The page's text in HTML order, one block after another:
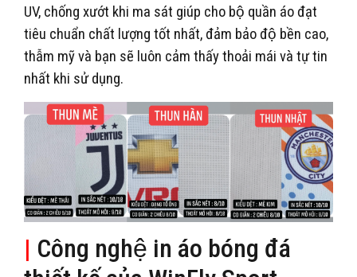
UV, chống xướt khi ma sát giúp cho bộ quần áo đạt
tiêu chuẩn chất lượng tốt nhất, đảm bảo độ bền cao,
thẫm mỹ và bạn sẽ luôn cảm thấy thoải mái và tự tin
nhất khi sử dụng.
| Công nghệ in áo bóng đá